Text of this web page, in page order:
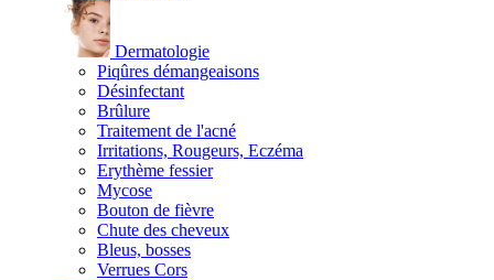
Dermatologie
Piqûres démangeaisons
Désinfectant
Brûlure
Traitement de l'acné
Irritations, Rougeurs, Eczéma
Erythème fessier
Mycose
Bouton de fièvre
Chute des cheveux
Bleus, bosses
Verrues Cors